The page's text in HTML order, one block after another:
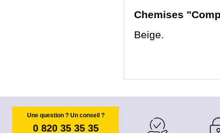
Chemises
Beige.
Une question ? Un conseil ?
0 820 35 35 35